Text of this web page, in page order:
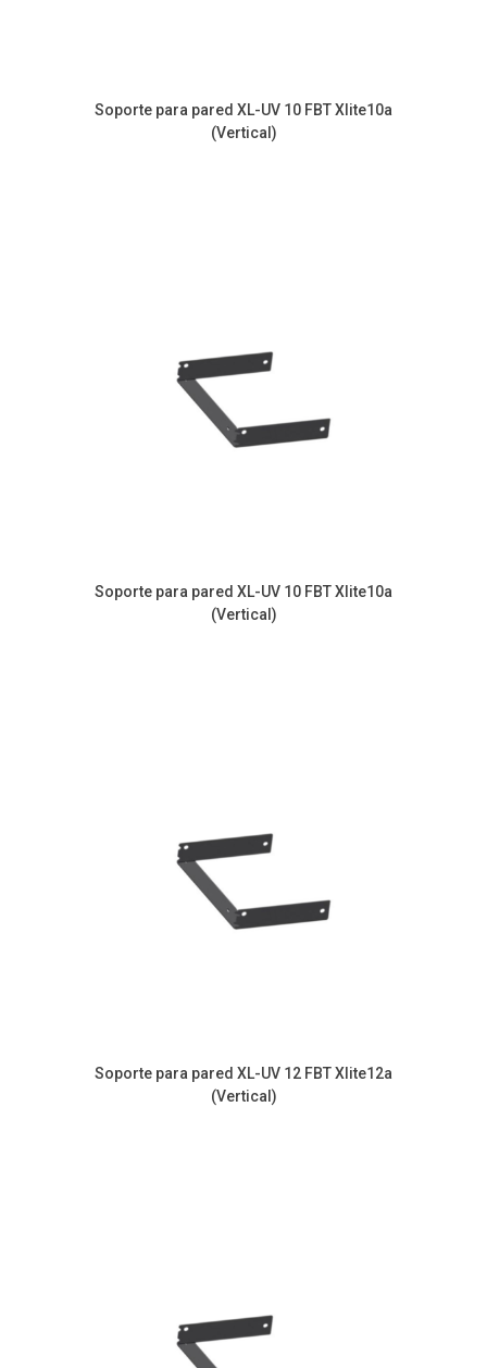
Soporte para pared XL-UV 10 FBT Xlite10a
(Vertical)
Soporte para pared XL-UV 10 FBT Xlite10a
(Vertical)
Soporte para pared XL-UV 12 FBT Xlite12a
(Vertical)